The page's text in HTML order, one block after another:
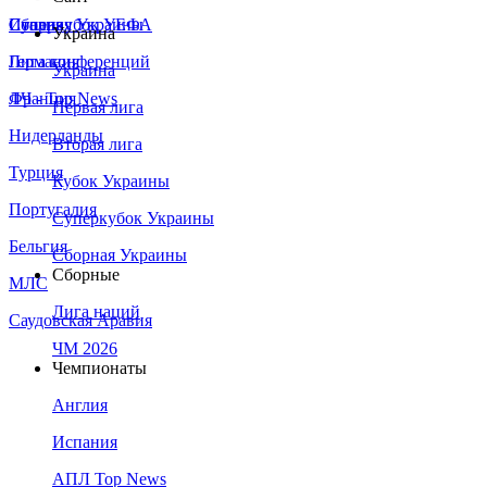
Сборная Украины
Италия
Германия
Франция
Нидерланды
Турция
Португалия
Бельгия
МЛС
Саудовская Аравия
Суперкубок УЕФА
Лига конференций
ЛЧ - Top News
Украина
Украина
Первая лига
Вторая лига
Кубок Украины
Суперкубок Украины
Сборная Украины
Сборные
Лига наций
ЧМ 2026
Чемпионаты
Англия
Испания
АПЛ Top News